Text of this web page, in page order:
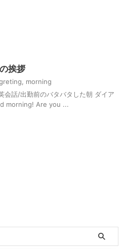
挨拶
morning
会話/出勤前のバタバタした朝 ダイア
morning! Are you ...